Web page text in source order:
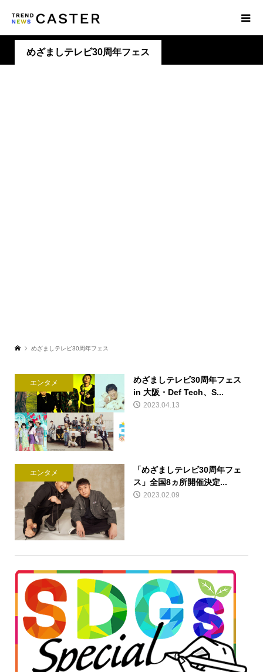
めざましテレビ30周年フェス
めざましテレビ30周年フェス
エンタメ
めざましテレビ30周年フェス
in 大阪・Def Tech、S...
2023.04.13
エンタメ
「めざましテレビ30周年フェ
ス」全国8ヵ所開催決定...
2023.02.09